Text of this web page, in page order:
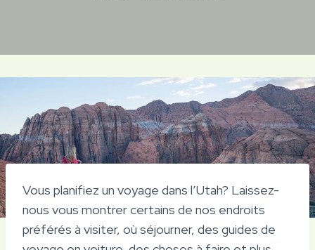
Vous planifiez un voyage dans l’Utah? Laissez-
nous vous montrer certains de nos endroits
préférés à visiter, où séjourner, des guides de